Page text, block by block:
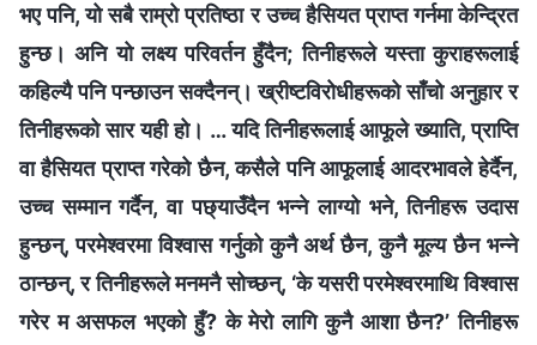
भए पनि, यो सबै राम्रो प्रतिष्ठा र उच्‍च हैसियत प्राप्त गर्नमा केन्द्रित
हुन्छ। अनि यो लक्ष्य परिवर्तन हुँदैन; तिनीहरूले यस्ता कुराहरूलाई
कहिल्यै पनि पन्छाउन सक्दैनन्। ख्रीष्टविरोधीहरूको साँचो अनुहार र
तिनीहरूको सार यही हो। … यदि तिनीहरूलाई आफूले ख्याति, प्राप्ति
वा हैसियत प्राप्त गरेको छैन, कसैले पनि आफूलाई आदरभावले हेर्दैन,
उच्च सम्मान गर्दैन, वा पछ्याउँदैन भन्‍ने लाग्यो भने, तिनीहरू उदास
हुन्छन्, परमेश्‍वरमा विश्‍वास गर्नुको कुनै अर्थ छैन, कुनै मूल्य छैन भन्‍ने
ठान्छन्, र तिनीहरूले मनमनै सोच्छन्, ‘के यसरी परमेश्‍वरमाथि विश्‍वास
गरेर म असफल भएको हुँ? के मेरो लागि कुनै आशा छैन?’ तिनीहरू